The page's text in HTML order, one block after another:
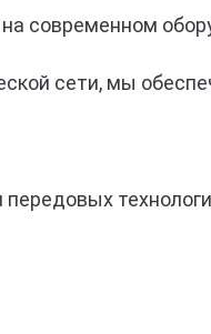
современном
сети, мы
передовых